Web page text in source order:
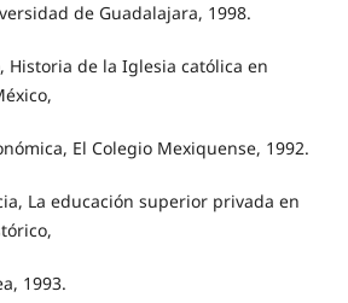
de Guadalajara, 1998.
Historia de la Iglesia católica en
El Colegio Mexiquense, 1992.
La educación superior privada en
1993.